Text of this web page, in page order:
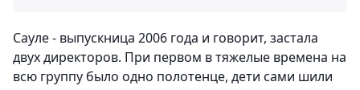
Сауле - выпускница 2006 года и говорит, застала
двух директоров. При первом в тяжелые времена на
всю группу было одно полотенце, дети сами шили